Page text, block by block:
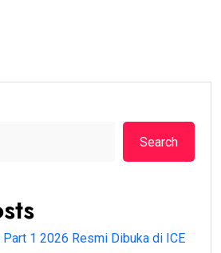
Search
Part 1 2026 Resmi Dibuka di ICE